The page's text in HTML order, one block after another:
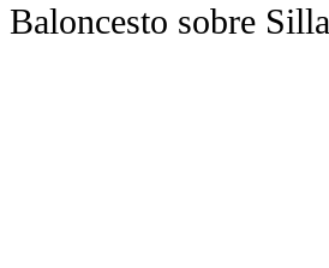
Baloncesto sobre